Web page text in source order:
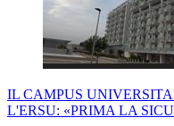
IL CAMPUS
L'ERSU: «PRIMA LA